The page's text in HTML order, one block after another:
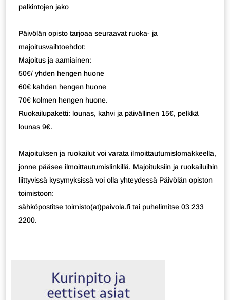
palkintojen jako
Päivölän opisto tarjoaa seuraavat ruoka- ja
majoitusvaihtoehdot:
Majoitus ja aamiainen:
50€/ yhden hengen huone
60€ kahden hengen huone
70€ kolmen hengen huone.
Ruokailupaketti: lounas, kahvi ja päivällinen 15€, pelkkä
lounas 9€.
Majoituksen ja ruokailut voi varata ilmoittautumislomakkeella,
jonne pääsee ilmoittautumislinkillä. Majoituksiin ja ruokailuihin
liittyvissä kysymyksissä voi olla yhteydessä Päivölän opiston
toimistoon:
sähköpostitse toimisto(at)paivola.fi tai puhelimitse 03 233
2200.